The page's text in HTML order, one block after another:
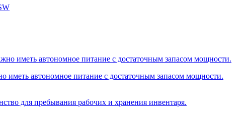
иметь автономное питание с достаточным запасом мощности.